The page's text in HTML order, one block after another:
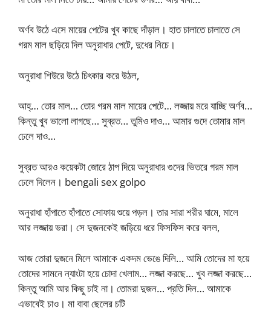
অর্ণব উঠে এসে মায়ের পেটের খুব কাছে দাঁড়াল। হাত চালাতে চালাতে সে
গরম মাল ছড়িয়ে দিল অনুরাধার পেটে, দুধের নিচে।
অনুরাধা শিউরে উঠে চিৎকার করে উঠল,
আহ্‌… তোর মাল… তোর গরম মাল মায়ের পেটে… লজ্জায় মরে যাচ্ছি অর্ণব…
কিন্তু খুব ভালো লাগছে… সুব্রত… তুমিও দাও… আমার গুদে তোমার মাল
ঢেলে দাও…
সুব্রত আরও কয়েকটা জোরে ঠাপ দিয়ে অনুরাধার গুদের ভিতরে গরম মাল
ঢেলে দিলেন। bengali sex golpo
অনুরাধা হাঁপাতে হাঁপাতে সোফায় শুয়ে পড়ল। তার সারা শরীর ঘামে, মালে
আর লজ্জায় ভরা। সে দুজনকেই জড়িয়ে ধরে ফিসফিস করে বলল,
আজ তোরা দুজনে মিলে আমাকে একদম ভেঙে দিলি… আমি তোদের মা হয়ে
তোদের সামনে ন্যাংটা হয়ে চোদা খেলাম… লজ্জা করছে… খুব লজ্জা করছে…
কিন্তু আমি আর কিছু চাই না। তোমরা দুজন… প্রতি দিন… আমাকে
এভাবেই চাও। মা বাবা ছেলের চটি